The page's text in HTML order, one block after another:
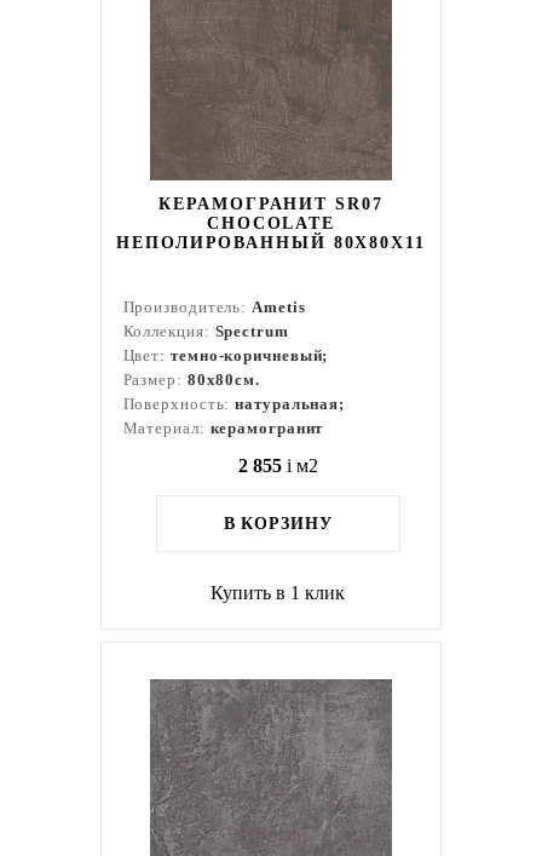
КЕРАМОГРАНИТ SR07
CHOCOLATE
НЕПОЛИРОВАННЫЙ 80X80Х11
Производитель:Ametis
Коллекция: Spectrum
Цвет: темно-коричневый;
Размер: 80x80см.
Поверхность:натуральная;
Материал: керамогранит
2 855 i м2
В КОРЗИНУ
Купить в 1 клик